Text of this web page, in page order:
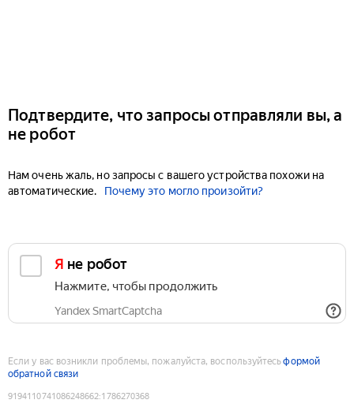
Подтвердите, что запросы отправляли вы, а
не робот
Нам очень жаль, но запросы с вашего устройства похожи на
автоматические.
Почему это могло произойти?
Я не робот
Нажмите, чтобы продолжить
Yandex SmartCaptcha
Если у вас возникли проблемы, пожалуйста, воспользуйтесьформой
обратной связи
9194110741086248662:1786270368